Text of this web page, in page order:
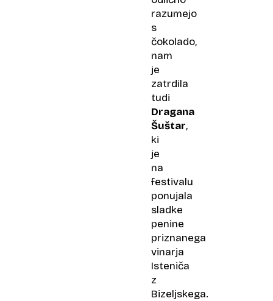
razumejo
s
čokolado,
nam
je
zatrdila
tudi
Dragana
Šuštar,
ki
je
na
festivalu
ponujala
sladke
penine
priznanega
vinarja
Isteniča
z
Bizeljskega.